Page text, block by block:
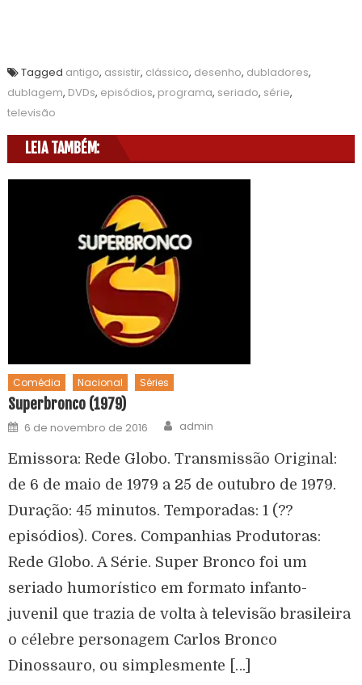
Tagged antigo, assistir, clássico, desenho, dubladores,
dublagem, DVDs, episódios, programa, seriado, série,
televisão
LEIA TAMBÉM:
Comédia Nacional Séries
Superbronco (1979)
6 de novembro de 2016 admin
Emissora: Rede Globo. Transmissão Original:
de 6 de maio de 1979 a 25 de outubro de 1979.
Duração: 45 minutos. Temporadas: 1 (??
episódios). Cores. Companhias Produtoras:
Rede Globo. A Série. Super Bronco foi um
seriado humorístico em formato infanto-
juvenil que trazia de volta à televisão brasileira
o célebre personagem Carlos Bronco
Dinossauro, ou simplesmente […]